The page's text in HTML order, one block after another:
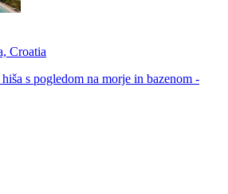
Croatia
s pogledom na morje in bazenom -